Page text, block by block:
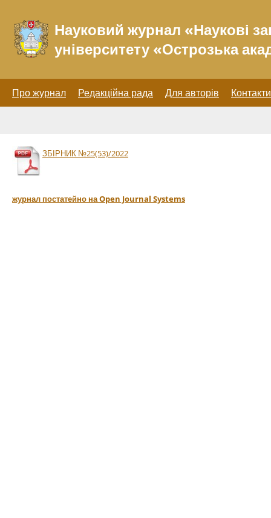
Науковий журнал «Наукові
університету «Острозька
Про журнал Редакційна рада Для авторів Контакти
ЗБІРНИК №25(53)/2022
журнал постатейно на Open Journal Systems